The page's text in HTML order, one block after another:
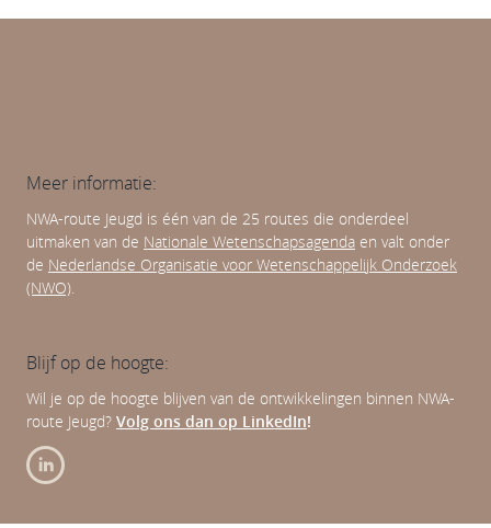
Meer informatie:
NWA-route Jeugd is één van de 25 routes die onderdeel
uitmaken van de Nationale Wetenschapsagenda en valt onder
de Nederlandse Organisatie voor Wetenschappelijk Onderzoek
(NWO)
Blijf op de hoogte:
Wil je op de hoogte blijven van de ontwikkelingen binnen NWA-
route Jeugd? Volg ons dan op LinkedIn!